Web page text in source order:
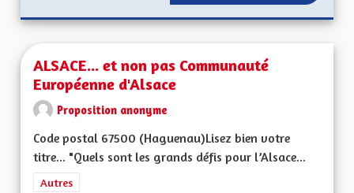
ALSACE... et non pas Communauté
Européenne d'Alsace
Proposition anonyme
Code postal 67500 (Haguenau)Lisez bien votre
titre... "Quels sont les grands défis pour l’Alsace...
Filtrer les résultats de la catégorie : Autres
Autres